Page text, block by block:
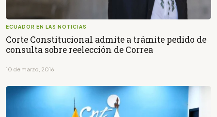
ECUADOR EN LAS NOTICIAS
Corte Constitucional admite a trámite pedido de
consulta sobre reelección de Correa
10 de marzo, 2016